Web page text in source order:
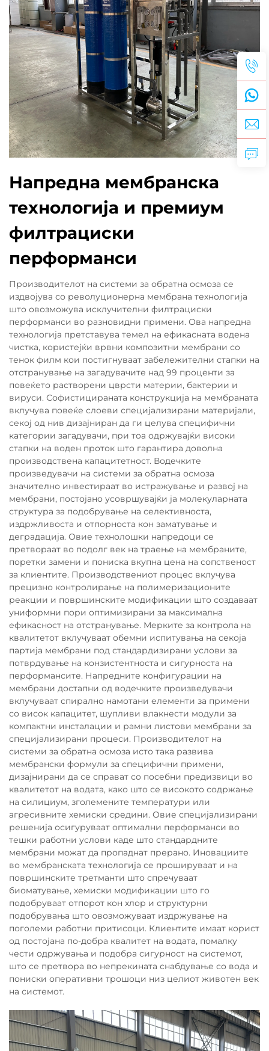
Напредна мембранска
технологија и премиум
филтрациски
перформанси
Производителот на системи за обратна осмоза се
издвојува со револуционерна мембрана технологија
што овозможува исклучителни филтрациски
перформанси во разновидни примени. Ова напредна
технологија претставува темел на ефикасната водена
чистка, користејќи врвни композитни мембрани со
тенок филм кои постигнуваат забележителни стапки на
отстранување на загадувачите над 99 проценти за
повеќето растворени цврсти материи, бактерии и
вируси. Софистицираната конструкција на мембраната
вклучува повеќе слоеви специјализирани материјали,
секој од нив дизајниран да ги целува специфични
категории загадувачи, при тоа одржувајќи високи
стапки на воден проток што гарантира доволна
производствена капацитетност. Водечките
произведувачи на системи за обратна осмоза
значително инвестираат во истражување и развој на
мембрани, постојано усовршувајќи ја молекуларната
структура за подобрување на селективноста,
издржливоста и отпорноста кон заматување и
деградација. Овие технолошки напредоци се
претвораат во подолг век на траење на мембраните,
поретки замени и пониска вкупна цена на сопственост
за клиентите. Производствениот процес вклучува
прецизно контролирање на полимеризационите
реакции и површинските модификации што создаваат
униформни пори оптимизирани за максимална
ефикасност на отстранување. Мерките за контрола на
квалитетот вклучуваат обемни испитувања на секоја
партија мембрани под стандардизирани услови за
потврдување на конзистентноста и сигурноста на
перформансите. Напредните конфигурации на
мембрани достапни од водечките произведувачи
вклучуваат спирално намотани елементи за примени
со висок капацитет, шупливи влакнести модули за
компактни инсталации и рамни листови мембрани за
специјализирани процеси. Производителот на
системи за обратна осмоза исто така развива
мембрански формули за специфични примени,
дизајнирани да се справат со посебни предизвици во
квалитетот на водата, како што се високото содржање
на силициум, зголемените температури или
агресивните хемиски средини. Овие специјализирани
решенија осигуруваат оптимални перформанси во
тешки работни услови каде што стандардните
мембрани можат да пропаднат прерано. Иновациите
во мембранската технологија се прошируваат и на
површинските третманти што спречуваат
биоматување, хемиски модификации што го
подобруваат отпорот кон хлор и структурни
подобрувања што овозможуваат издржување на
поголеми работни притисоци. Клиентите имаат корист
од постојана по-добра квалитет на водата, помалку
чести одржувања и подобра сигурност на системот,
што се претвора во непрекината снабдување со вода и
пониски оперативни трошоци низ целиот животен век
на системот.